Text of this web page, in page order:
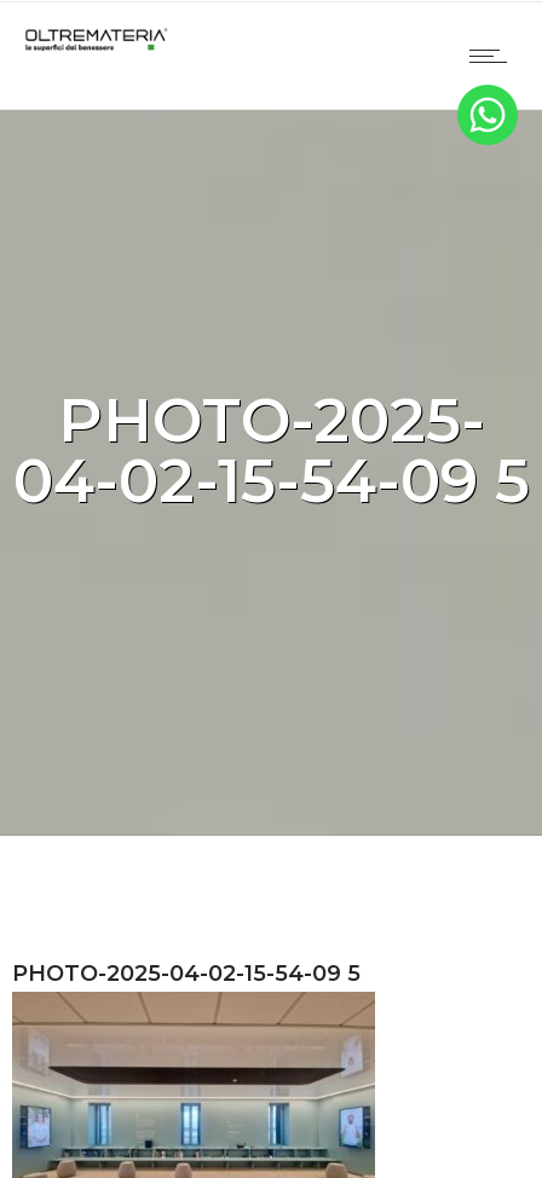
PHOTO-2025-
04-02-15-54-09 5
PHOTO-2025-04-02-15-54-09 5